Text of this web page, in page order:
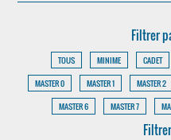
Filtrer
TOUS MINIME CADET
MASTER 0
MASTER 1 MASTER 2
MASTER 6
MASTER 7